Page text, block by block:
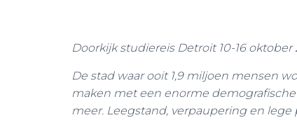
Doorkijk studiereis Detroit 10-16
De stad waar ooit 1,9 miljoen mensen
maken met een enorme
meer. Leegstand, verpaupering en